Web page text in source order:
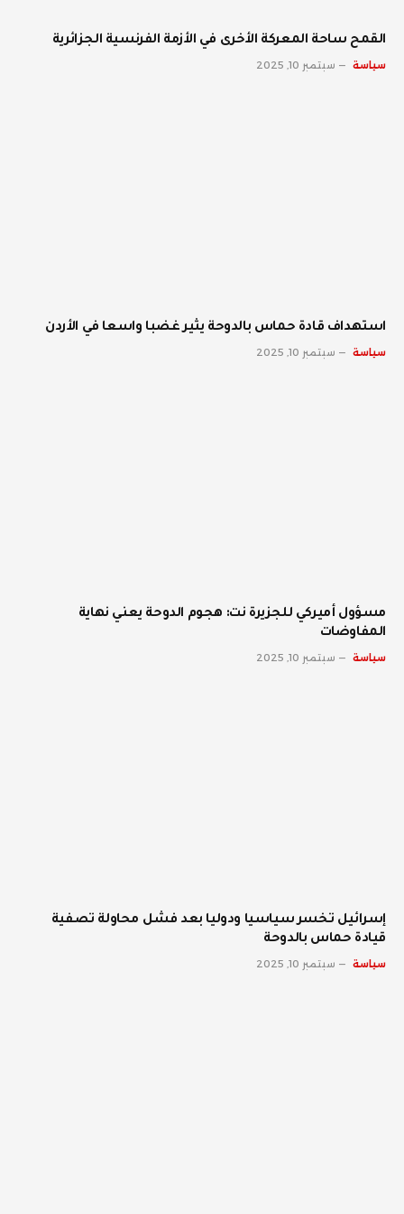
القمح ساحة المعركة الأخرى في الأزمة الفرنسية الجزائرية
سياسة سبتمبر 10, 2025
استهداف قادة حماس بالدوحة يثير غضبا واسعا في الأردن
سياسة سبتمبر 10, 2025
مسؤول أميركي للجزيرة نت: هجوم الدوحة يعني نهاية
المفاوضات
سياسة سبتمبر 10, 2025
إسرائيل تخسر سياسيا ودوليا بعد فشل محاولة تصفية
قيادة حماس بالدوحة
سياسة سبتمبر 10, 2025